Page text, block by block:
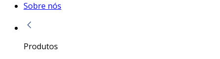
Sobre nós
Produtos